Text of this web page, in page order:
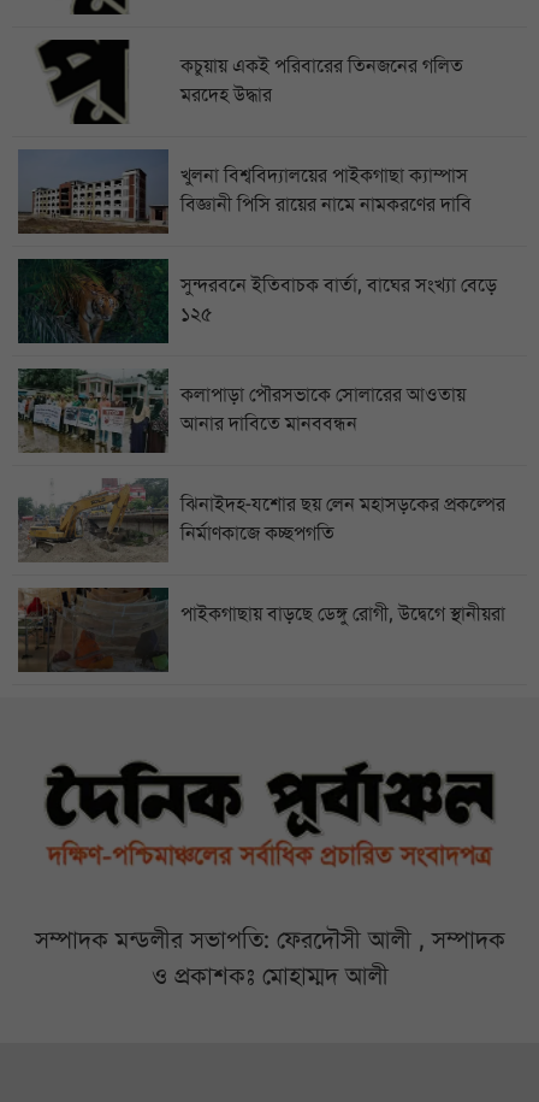
কচুয়ায় একই পরিবারের তিনজনের গলিত
মরদেহ উদ্ধার
খুলনা বিশ্ববিদ্যালয়ের পাইকগাছা ক্যাম্পাস
বিজ্ঞানী পিসি রায়ের নামে নামকরণের দাবি
সুন্দরবনে ইতিবাচক বার্তা, বাঘের সংখ্যা বেড়ে
১২৫
কলাপাড়া পৌরসভাকে সোলারের আওতায়
আনার দাবিতে মানববন্ধন
ঝিনাইদহ-যশোর ছয় লেন মহাসড়কের প্রকল্পের
নির্মাণকাজে কচ্ছপগতি
পাইকগাছায় বাড়ছে ডেঙ্গু রোগী, উদ্বেগে স্থানীয়রা
সম্পাদক মন্ডলীর সভাপতি: ফেরদৌসী আলী , সম্পাদক
ও প্রকাশকঃ মোহাম্মদ আলী